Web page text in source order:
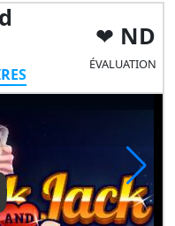
ND
ÉVALUATION
Video: BLACKJACK and